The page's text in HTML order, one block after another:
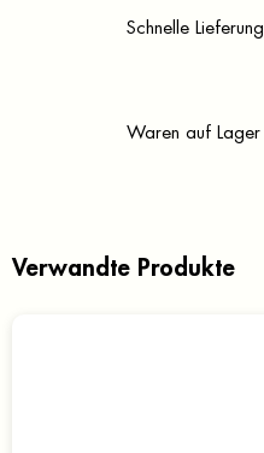
Schnelle Lieferung
Waren auf Lager
Verwandte Produkte